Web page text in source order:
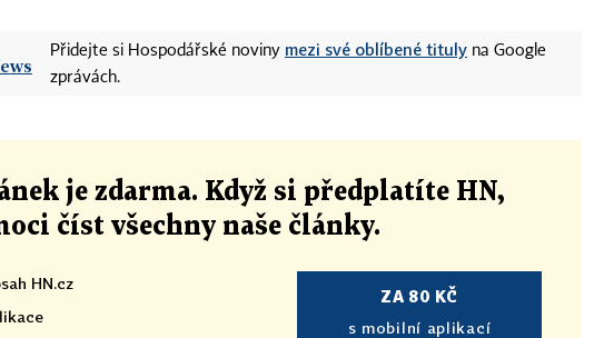
Přidejte si Hospodářské noviny mezi své oblíbené tituly na Google
zprávách.
je zdarma. Když si předplatíte HN,
číst všechny naše články.
HN.cz
ZA 80 KČ
s mobilní aplikací